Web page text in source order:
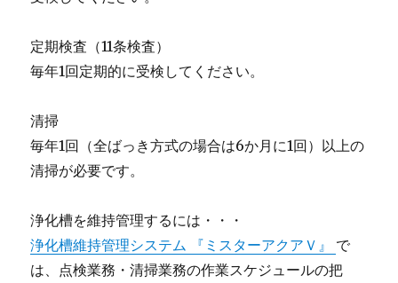
定期検査（11条検査）
毎年1回定期的に受検してください。
清掃
毎年1回（全ばっき方式の場合は6か月に1回）以上の
清掃が必要です。
浄化槽を維持管理するには・・・
浄化槽維持管理システム 『ミスターアクアＶ』 で
は、点検業務・清掃業務の作業スケジュールの把